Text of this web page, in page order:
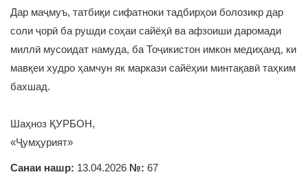
Дар маҷмуъ, татбиқи сифатноки тадбирҳои болозикр дар
соли ҷорӣ ба рушди соҳаи сайёҳӣ ва афзоиши даромади
миллӣ мусоидат намуда, ба Тоҷикистон имкон медиҳанд, ки
мавқеи худро ҳамчун як маркази сайёҳии минтақавӣ таҳким
бахшад.
Шаҳноз ҚУРБОН,
«Ҷумҳурият»
Санаи нашр: 13.04.2026 №: 67